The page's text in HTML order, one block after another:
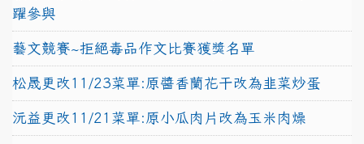
躍參與
藝文競賽~拒絕毒品作文比賽獲獎名單
松晟更改11/23菜單:原醬香蘭花干改為韭菜炒蛋
沅益更改11/21菜單:原小瓜肉片改為玉米肉燥